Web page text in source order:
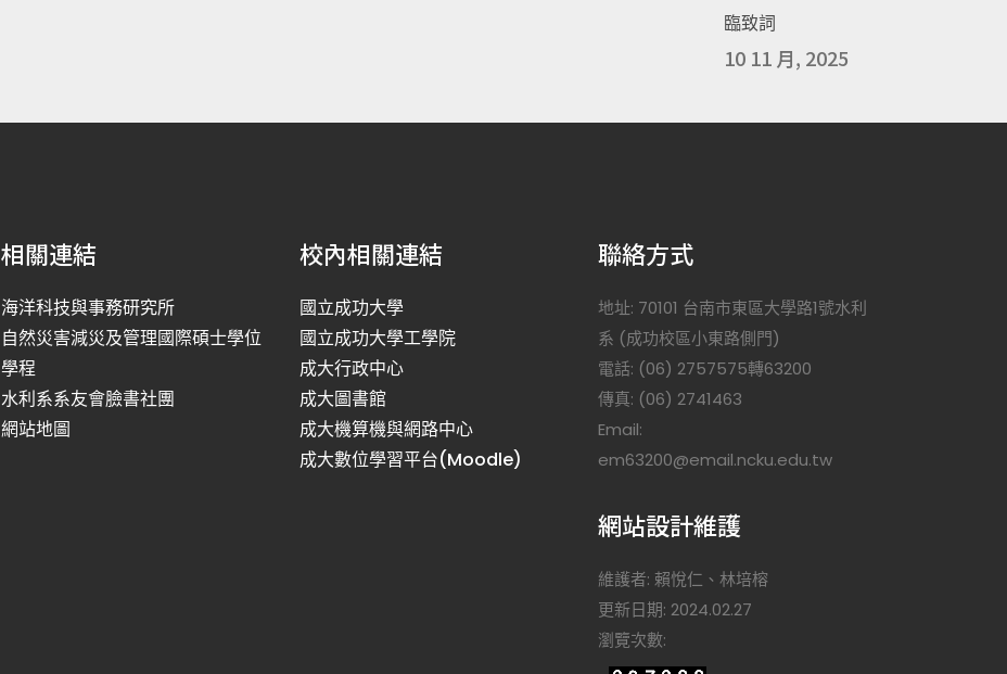
臨致詞
10 11 月, 2025
相關連結
海洋科技與事務研究所
自然災害減災及管理國際碩士學位
學程
水利系系友會臉書社團
網站地圖
校內相關連結
國立成功大學
國立成功大學工學院
成大行政中心
成大圖書館
成大機算機與網路中心
成大數位學習平台(Moodle)
聯絡方式
地址: 70101 台南市東區大學路1號水利
系 (成功校區小東路側門)
電話: (06) 2757575轉63200
傳真: (06) 2741463
Email:
em63200@email.ncku.edu.tw
網站設計維護
維護者: 賴悅仁、林培榕
更新日期: 2024.02.27
瀏覽次數: